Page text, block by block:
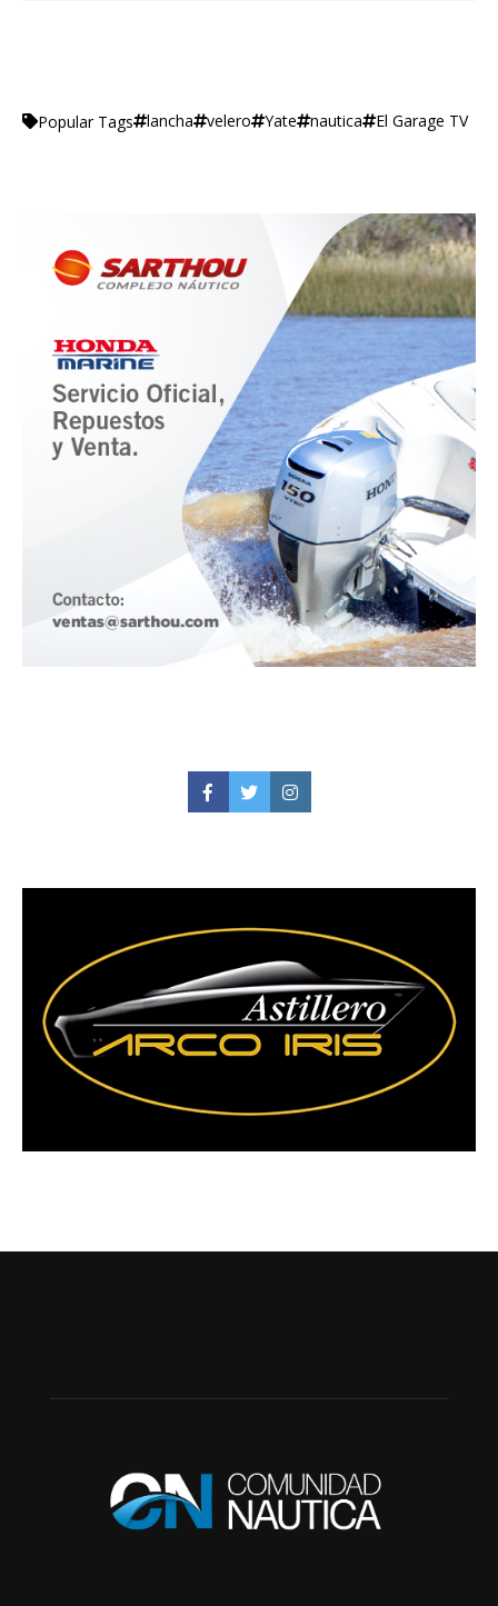
Popular Tags lancha velero Yate nautica El Garage TV
FacebookTwitterInstagram